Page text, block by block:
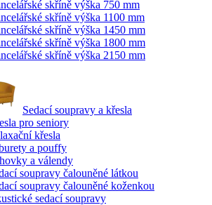
skříně výška 750 mm
skříně výška 1100 mm
skříně výška 1450 mm
skříně výška 1800 mm
skříně výška 2150 mm
Sedací soupravy a křesla
pro seniory
křesla
a pouffy
a válendy
soupravy čalouněné látkou
soupravy čalouněné koženkou
sedací soupravy